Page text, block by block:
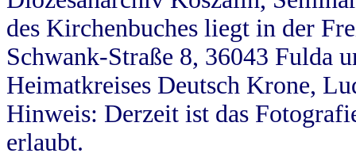
des Kirchenbuches liegt in der
Schwank-Straße 8, 36043 Fulda
Heimatkreises Deutsch Krone,
Hinweis: Derzeit ist das
erlaubt.